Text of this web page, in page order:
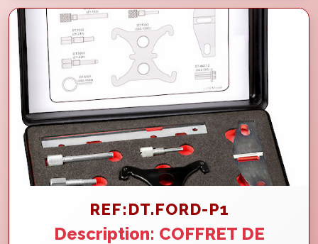
REF:DT.FORD-P1
Description: COFFRET DE